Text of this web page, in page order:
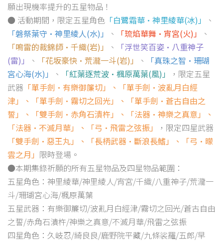
願出現機率提升的五星物品！
● 活動期間，限定五星角色 「白鷺霜華·神里綾華(冰)」
、
「磐祭葉守·神里綾人(水)」
、 「琉焰華舞·宵宮(火)」
、
「鳴雷的裁錦師·千織(岩)」
、
「浮世笑百姿·八重神子
(雷)」
、 「花坂豪快·荒瀧一斗(岩)」 、
「真珠之智·珊瑚
宮心海(水)」
、 「紅葉逐荒波·楓原萬葉(風)」
，限定五星
武器 「單手劍·有樂御簾切」、「單手劍·波亂月白經
津」、「單手劍·霧切之回光」、「單手劍·蒼古自由之
誓」、「雙手劍·赤角石潰杵」、「法器·神樂之真意」、
「法器·不滅月華」、「弓·飛雷之弦振」
，限定四星武器
「雙手劍·惡王丸」、「長柄武器·斷浪長鰭」、「弓·曚
雲之月」 限時登場。
●本期集錄祈願的所有五星物品及四星物品範圍：
五星角色：神里綾華/神里綾人/宵宮/千織/八重神子/荒瀧一
斗/珊瑚宮心海/楓原萬葉
五星武器：有樂御簾切/波亂月白經津/霧切之回光/蒼古自由
之誓/赤角石潰杵/神樂之真意/不滅月華/飛雷之弦振
四星角色：久岐忍/綺良良/鹿野院平藏/九條裟羅/五郎/早